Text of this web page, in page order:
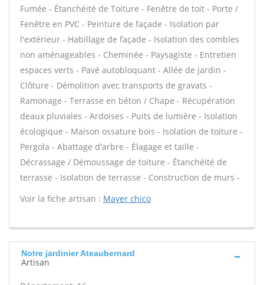
Fumée - Étanchéité de Toiture - Fenêtre de toit - Porte /
Fenêtre en PVC - Peinture de façade - Isolation par
l'extérieur - Habillage de façade - Isolation des combles
non aménageables - Cheminée - Paysagiste - Entretien
espaces verts - Pavé autobloquant - Allée de jardin -
Clôture - Démolition avec transports de gravats -
Ramonage - Terrasse en béton / Chape - Récupération
deaux pluviales - Ardoises - Puits de lumière - Isolation
écologique - Maison ossature bois - Isolation de toiture -
Pergola - Abattage d'arbre - Élagage et taille -
Décrassage / Démoussage de toiture - Étanchéité de
terrasse - Isolation de terrasse - Construction de murs -
Voir la fiche artisan : Mayer chico
Notre jardinier Ateaubernard
Artisan